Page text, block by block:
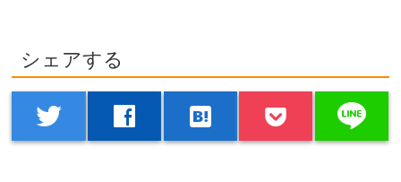
シェアする
twitter facebook hatenabookmark line